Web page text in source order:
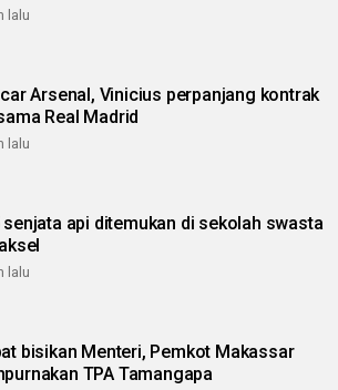
lalu
Arsenal, Vinicius perpanjang kontrak
Real Madrid
lalu
senjata api ditemukan di sekolah swasta
lalu
bisikan Menteri, Pemkot Makassar
TPA Tamangapa